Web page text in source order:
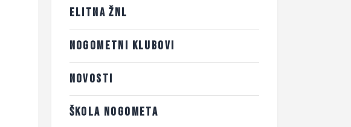
ELITNA ŽNL
NOGOMETNI KLUBOVI
NOVOSTI
ŠKOLA NOGOMETA